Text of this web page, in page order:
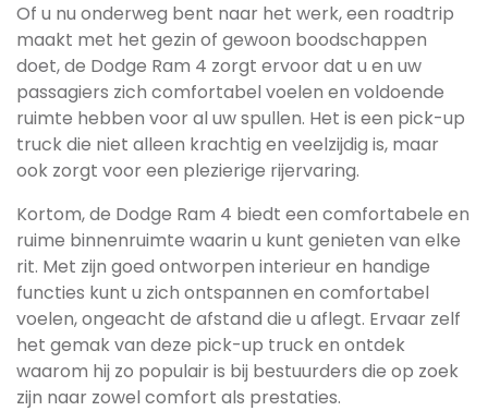
Of u nu onderweg bent naar het werk, een roadtrip
maakt met het gezin of gewoon boodschappen
doet, de Dodge Ram 4 zorgt ervoor dat u en uw
passagiers zich comfortabel voelen en voldoende
ruimte hebben voor al uw spullen. Het is een pick-up
truck die niet alleen krachtig en veelzijdig is, maar
ook zorgt voor een plezierige rijervaring.
Kortom, de Dodge Ram 4 biedt een comfortabele en
ruime binnenruimte waarin u kunt genieten van elke
rit. Met zijn goed ontworpen interieur en handige
functies kunt u zich ontspannen en comfortabel
voelen, ongeacht de afstand die u aflegt. Ervaar zelf
het gemak van deze pick-up truck en ontdek
waarom hij zo populair is bij bestuurders die op zoek
zijn naar zowel comfort als prestaties.